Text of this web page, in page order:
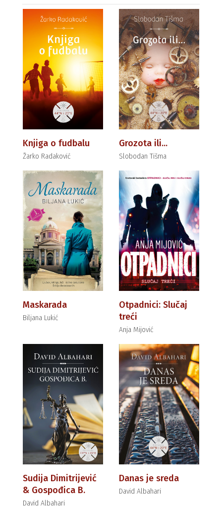
Knjiga o fudbalu
Žarko Radaković
Grozota ili...
Slobodan Tišma
Maskarada
Biljana Lukić
Otpadnici: Slučaj
treći
Anja Mijović
Sudija Dimitrijević
& Gospođica B.
David Albahari
Danas je sreda
David Albahari